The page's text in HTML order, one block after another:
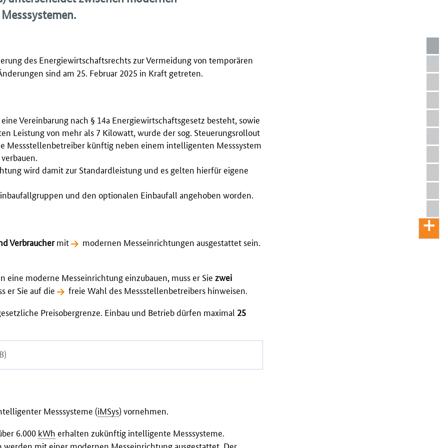
des Energiewirtschaftsrechts zur Vermeidung von temporären
sind am 25. Februar 2025 in Kraft getreten.
Vereinbarung nach § 14a Energiewirtschaftsgesetz besteht, sowie
Leistung von mehr als 7 Kilowatt, wurde der sog. Steuerungsrollout
Messstellenbetreiber künftig neben einem intelligenten Messsystem
wird damit zur Standardleistung und es gelten hierfür eigene
und den optionalen Einbaufall angehoben worden.
Verbrauchermit modernen Messeinrichtungen ausgestattet sein.
eine moderne Messeinrichtung einzubauen, muss er Sie zwei
er Sie auf die
freie Wahl des Messstellenbetreibers hinweisen.
Preisobergrenze . Einbau und Betrieb dürfen maximal 25
Messsysteme (iMSys) vornehmen.
6.000 kWh erhalten zukünftig intelligente Messsysteme.
mit einer modernen Messeinrichtung ausgestattet. Der